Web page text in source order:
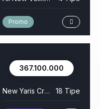
Promo
367.100.000
New Yaris Cross 18 Tipe